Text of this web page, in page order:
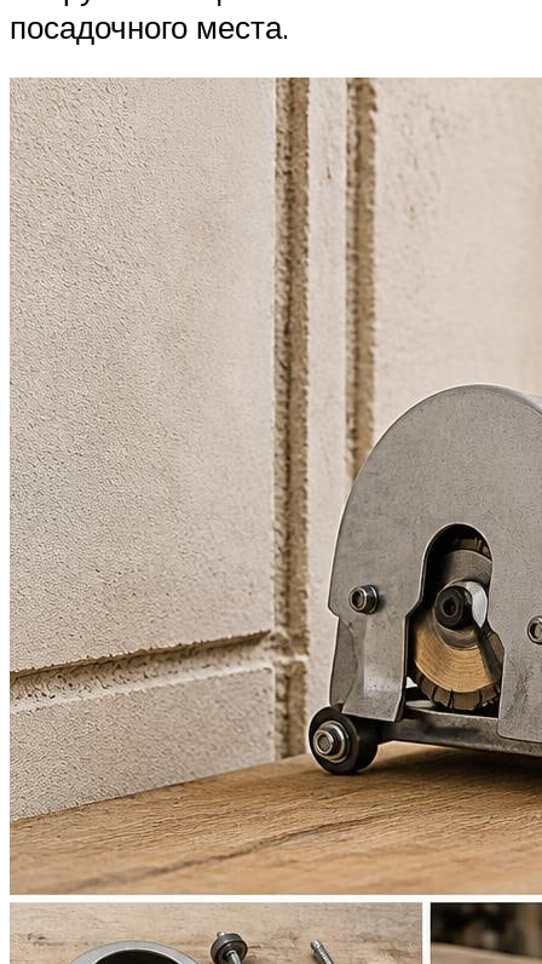
посадочного места.